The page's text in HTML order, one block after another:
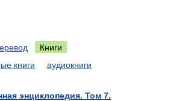
Книги
книги аудиокниги
энциклопедия. Том 7.